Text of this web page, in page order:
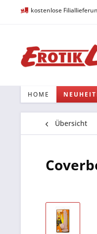
kostenlose
HOME
Übersicht